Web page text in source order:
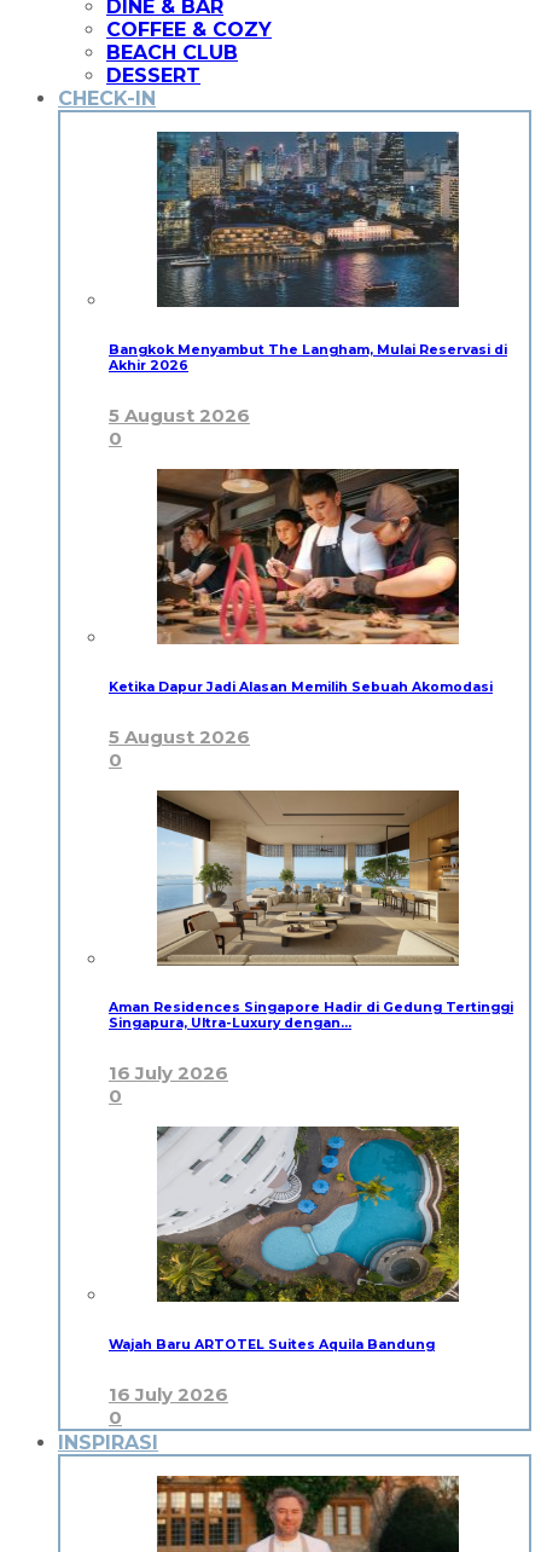
DINE & BAR
COFFEE & COZY
BEACH CLUB
DESSERT
CHECK-IN
Bangkok Menyambut The Langham, Mulai Reservasi di
Akhir 2026
5 August 2026
0
Ketika Dapur Jadi Alasan Memilih Sebuah Akomodasi
5 August 2026
0
Aman Residences Singapore Hadir di Gedung Tertinggi
Singapura, Ultra-Luxury dengan…
16 July 2026
0
Wajah Baru ARTOTEL Suites Aquila Bandung
16 July 2026
0
INSPIRASI